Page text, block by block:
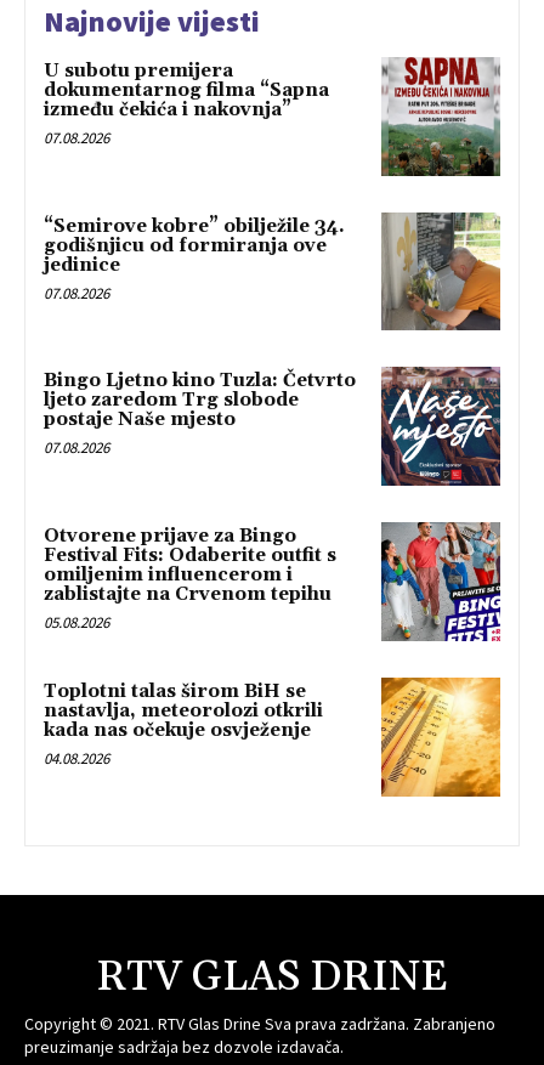
Najnovije vijesti
U subotu premijera
dokumentarnog filma “Sapna
između čekića i nakovnja”
07.08.2026
“Semirove kobre” obilježile 34.
godišnjicu od formiranja ove
jedinice
07.08.2026
Bingo Ljetno kino Tuzla: Četvrto
ljeto zaredom Trg slobode
postaje Naše mjesto
07.08.2026
Otvorene prijave za Bingo
Festival Fits: Odaberite outfit s
omiljenim influencerom i
zablistajte na Crvenom tepihu
05.08.2026
Toplotni talas širom BiH se
nastavlja, meteorolozi otkrili
kada nas očekuje osvježenje
04.08.2026
RTV GLAS DRINE
Copyright © 2021. RTV Glas Drine Sva prava zadržana. Zabranjeno
preuzimanje sadržaja bez dozvole izdavača.